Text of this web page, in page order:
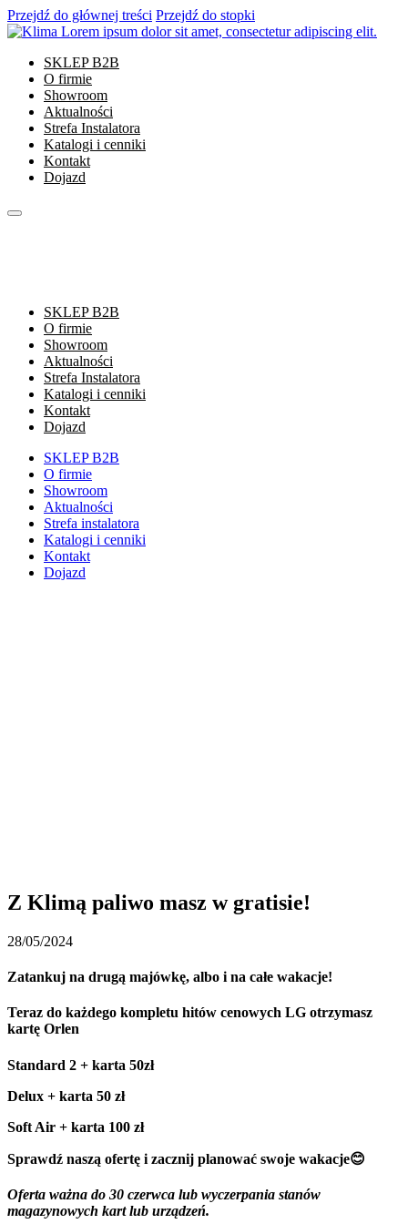
Przejdź do głównej treści Przejdź do stopki
SKLEP B2B
O firmie
Showroom
Aktualności
Strefa Instalatora
Katalogi i cenniki
Kontakt
Dojazd
SKLEP B2B
O firmie
Showroom
Aktualności
Strefa Instalatora
Katalogi i cenniki
Kontakt
Dojazd
SKLEP B2B
O firmie
Showroom
Aktualności
Strefa instalatora
Katalogi i cenniki
Kontakt
Dojazd
Z Klimą paliwo masz w gratisie!
28/05/2024
Zatankuj na drugą majówkę, albo i na całe wakacje!
Teraz do każdego kompletu hitów cenowych LG otrzymasz
kartę Orlen
Standard 2 + karta 50zł
Delux + karta 50 zł
Soft Air + karta 100 zł
Sprawdź naszą ofertę i zacznij planować swoje wakacje😊
Oferta ważna do 30 czerwca lub wyczerpania stanów
magazynowych kart lub urządzeń.